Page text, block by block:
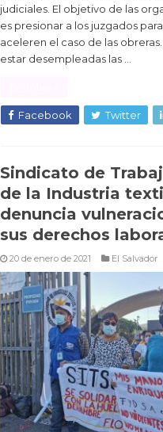
judiciales. El objetivo de las
es presionar a los juzgados
aceleren el caso de las
estar desempleadas las …
Facebook Twitter
Sindicato de
de la Industria
denuncia
sus derechos
20 de enero de 2021 El Salvador